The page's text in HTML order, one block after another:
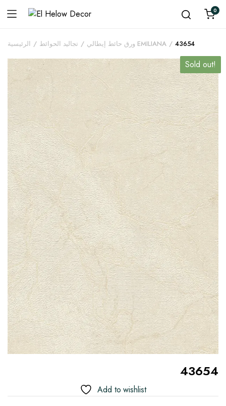
0
الرئيسية تجاليد الحوائط ورق حائط إيطالي EMILIANA 43654
Sold out!
43654
Add to wishlist